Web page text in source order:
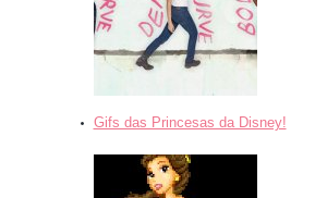
Gifs das Princesas da Disney!